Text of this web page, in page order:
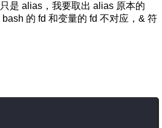
是 alias，我要取出 alias 原本的
的 fd 和变量的 fd 不对应，& 符